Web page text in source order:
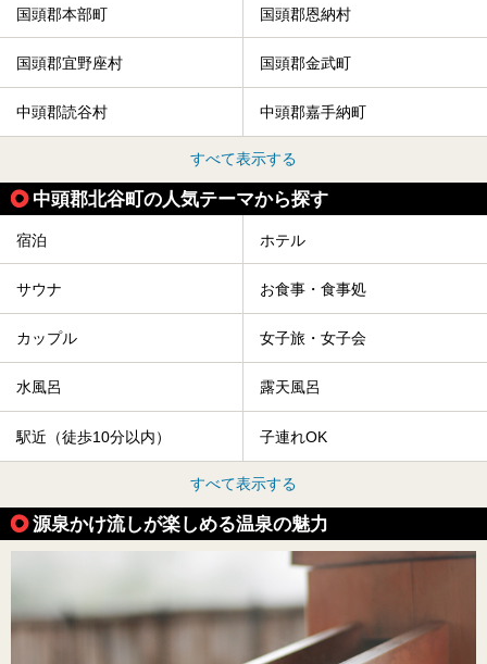
国頭郡本部町 国頭郡恩納村
国頭郡宜野座村 国頭郡金武町
中頭郡読谷村 中頭郡嘉手納町
すべて表示する
中頭郡北谷町の人気テーマから探す
宿泊 ホテル
サウナ お食事・食事処
カップル 女子旅・女子会
水風呂 露天風呂
駅近（徒歩10分以内） 子連れOK
すべて表示する
源泉かけ流しが楽しめる温泉の魅力